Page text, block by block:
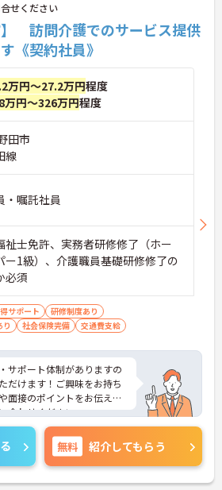
せください
】 訪問介護でのサービス提供
《契約社員》
万円～27.2万円程度
万円～326万円程度
田市
線
・嘱託社員
士免許、実務者研修修了（ホー
ー1級）、介護職員基礎研修修了の
必須
サポート
研修制度あり
社会保険完備 交通費支給
サポート体制がありますの
だけます！ご興味をお持ち
面接のポイントをお伝えし
合わせください。
無料 紹介してもらう